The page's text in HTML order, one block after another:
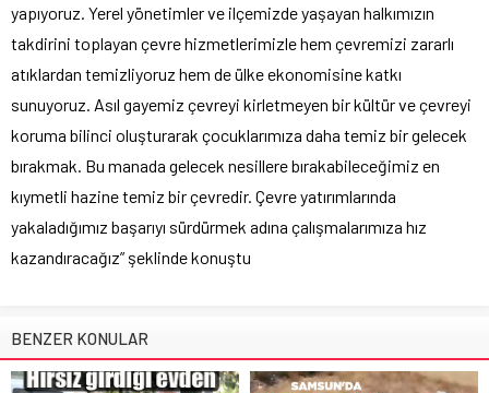
yapıyoruz. Yerel yönetimler ve ilçemizde yaşayan halkımızın
takdirini toplayan çevre hizmetlerimizle hem çevremizi zararlı
atıklardan temizliyoruz hem de ülke ekonomisine katkı
sunuyoruz. Asıl gayemiz çevreyi kirletmeyen bir kültür ve çevreyi
koruma bilinci oluşturarak çocuklarımıza daha temiz bir gelecek
bırakmak. Bu manada gelecek nesillere bırakabileceğimiz en
kıymetli hazine temiz bir çevredir. Çevre yatırımlarında
yakaladığımız başarıyı sürdürmek adına çalışmalarımıza hız
kazandıracağız” şeklinde konuştu
BENZER KONULAR